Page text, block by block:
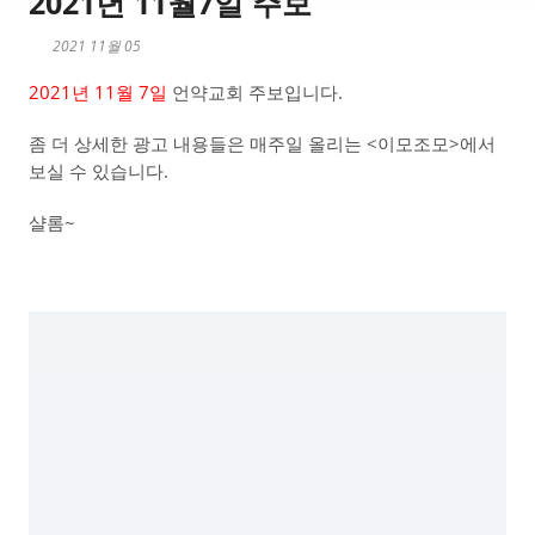
2021 11월 05
2021년 11월 7일 언약교회 주보입니다.
좀 더 상세한 광고 내용들은 매주일 올리는 <이모조모>에서
보실 수 있습니다.
샬롬~